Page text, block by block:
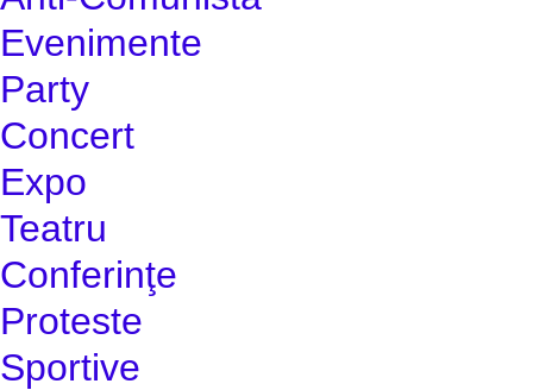
Evenimente
Party
Concert
Expo
Teatru
Conferinţe
Proteste
Sportive